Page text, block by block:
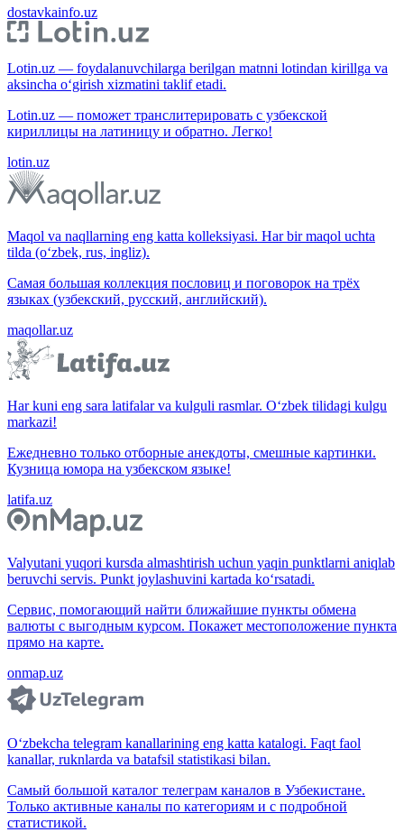
dostavkainfo.uz
Lotin.uz — foydalanuvchilarga berilgan matnni lotindan kirillga va
aksincha o‘girish xizmatini taklif etadi.
Lotin.uz — поможет транслитерировать с узбекской
кириллицы на латиницу и обратно. Легко!
lotin.uz
Maqol va naqllarning eng katta kolleksiyasi. Har bir maqol uchta
tilda (o‘zbek, rus, ingliz).
Самая большая коллекция пословиц и поговорок на трёх
языках (узбекский, русский, английский).
maqollar.uz
Har kuni eng sara latifalar va kulguli rasmlar. O‘zbek tilidagi kulgu
markazi!
Ежедневно только отборные анекдоты, смешные картинки.
Кузница юмора на узбекском языке!
latifa.uz
Valyutani yuqori kursda almashtirish uchun yaqin punktlarni aniqlab
beruvchi servis. Punkt joylashuvini kartada ko‘rsatadi.
Сервис, помогающий найти ближайшие пункты обмена
валюты с выгодным курсом. Покажет местоположение пункта
прямо на карте.
onmap.uz
O‘zbekcha telegram kanallarining eng katta katalogi. Faqt faol
kanallar, ruknlarda va batafsil statistikasi bilan.
Самый большой каталог телеграм каналов в Узбекистане.
Только активные каналы по категориям и с подробной
статистикой.